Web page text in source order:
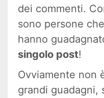
dei commenti.
sono persone
hanno
singolo post!
Ovviamente non
grandi guadagni,